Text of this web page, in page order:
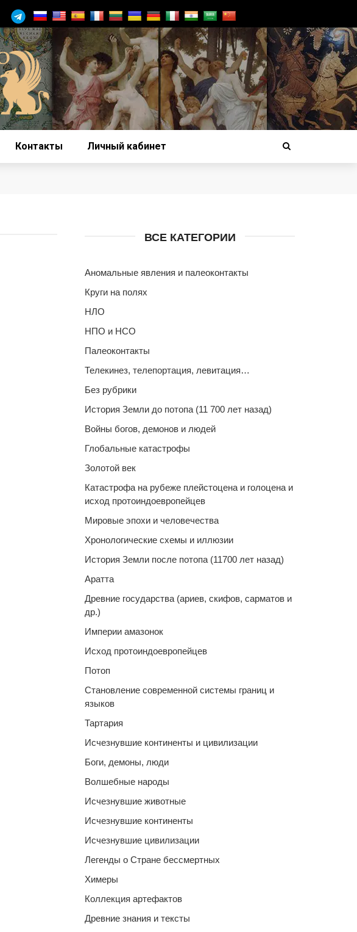
Контакты Личный кабинет
ВСЕ КАТЕГОРИИ
Аномальные явления и палеоконтакты
Круги на полях
НЛО
НПО и НСО
Палеоконтакты
Телекинез, телепортация, левитация…
Без рубрики
История Земли до потопа (11 700 лет назад)
Войны богов, демонов и людей
Глобальные катастрофы
Золотой век
Катастрофа на рубеже плейстоцена и голоцена и
исход протоиндоевропейцев
Мировые эпохи и человечества
Хронологические схемы и иллюзии
История Земли после потопа (11700 лет назад)
Аратта
Древние государства (ариев, скифов, сарматов и
др.)
Империи амазонок
Исход протоиндоевропейцев
Потоп
Становление современной системы границ и
языков
Тартария
Исчезнувшие континенты и цивилизации
Боги, демоны, люди
Волшебные народы
Исчезнувшие животные
Исчезнувшие континенты
Исчезнувшие цивилизации
Легенды о Стране бессмертных
Химеры
Коллекция артефактов
Древние знания и тексты